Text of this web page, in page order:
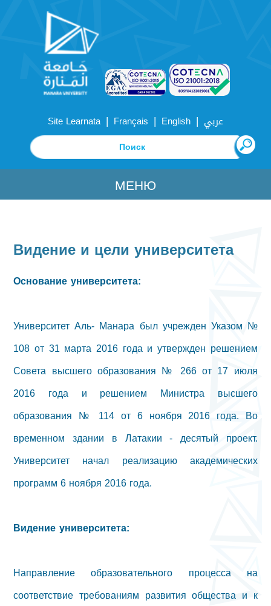
Site Learnata | Français | English | عربي
МЕНЮ
Видение и цели университета
Основание университета:
Университет Аль- Манара был учрежден Указом №
108 от 31 марта 2016 года и утвержден решением
Совета высшего образования № 266 от 17 июля
2016 года и решением Министра высшего
образования № 114 от 6 ноября 2016 года. Во
временном здании в Латакии - десятый проект.
Университет начал реализацию академических
программ 6 ноября 2016 года.
Видение университета:
Направление образовательного процесса на
соответствие требованиям развития общества и к